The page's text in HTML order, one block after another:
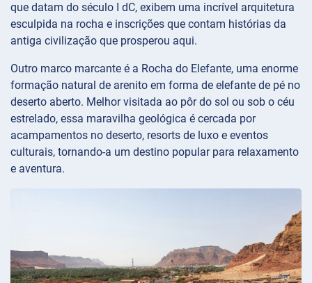
que datam do século I dC, exibem uma incrível arquitetura
esculpida na rocha e inscrições que contam histórias da
antiga civilização que prosperou aqui.
Outro marco marcante é a Rocha do Elefante, uma enorme
formação natural de arenito em forma de elefante de pé no
deserto aberto. Melhor visitada ao pôr do sol ou sob o céu
estrelado, essa maravilha geológica é cercada por
acampamentos no deserto, resorts de luxo e eventos
culturais, tornando-a um destino popular para relaxamento
e aventura.